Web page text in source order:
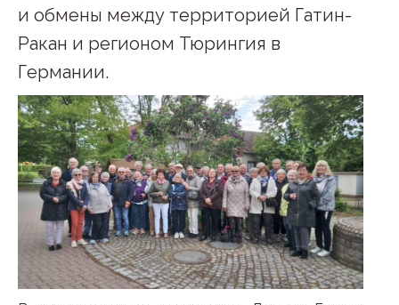
и обмены между территорией Гатин-
Ракан и регионом Тюрингия в
Германии.